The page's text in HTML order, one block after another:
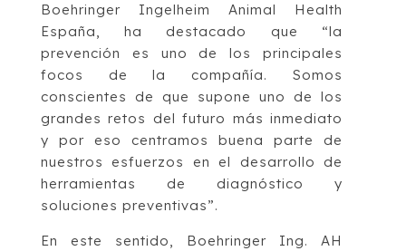
Boehringer Ingelheim Animal Health
España, ha destacado que “la
prevención es uno de los principales
focos de la compañía. Somos
conscientes de que supone uno de los
grandes retos del futuro más inmediato
y por eso centramos buena parte de
nuestros esfuerzos en el desarrollo de
herramientas de diagnóstico y
soluciones preventivas”.
En este sentido, Boehringer Ing. AH